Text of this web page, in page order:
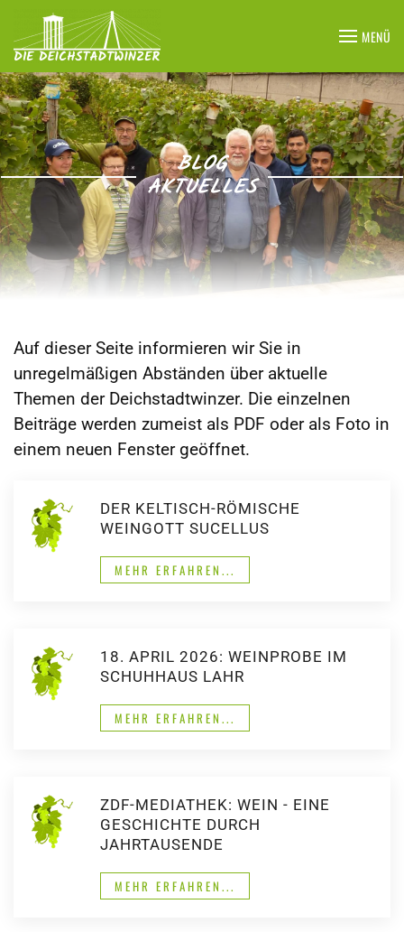
Zum Hauptinhalt springen
MENÜ
BLOG
AKTUELLES
Auf dieser Seite informieren wir Sie in
unregelmäßigen Abständen über aktuelle
Themen der Deichstadtwinzer. Die einzelnen
Beiträge werden zumeist als PDF oder als Foto in
einem neuen Fenster geöffnet.
DER KELTISCH-RÖMISCHE
WEINGOTT SUCELLUS
MEHR ERFAHREN...
18. APRIL 2026: WEINPROBE IM
SCHUHHAUS LAHR
MEHR ERFAHREN...
ZDF-MEDIATHEK: WEIN - EINE
GESCHICHTE DURCH
JAHRTAUSENDE
MEHR ERFAHREN...